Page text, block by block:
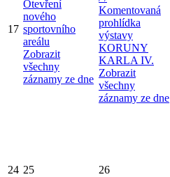
17
Otevření
nového
sportovního
areálu
Zobrazit
všechny
záznamy ze dne
Komentovaná
prohlídka
výstavy
KORUNY
KARLA IV.
Zobrazit
všechny
záznamy ze dne
24 25 26